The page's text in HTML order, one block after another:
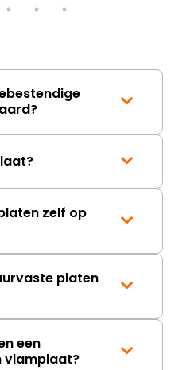
zelf op
platen
een
vlamplaat?